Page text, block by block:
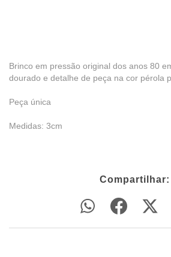
Brinco em pressão original dos anos 80
dourado e detalhe de peça na cor pérola
Peça única
Medidas: 3cm
Compartilhar: